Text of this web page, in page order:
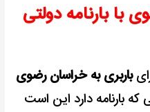
با بارنامه دولتی
باربری به خراسان رضوی
بارنامه دارد این است